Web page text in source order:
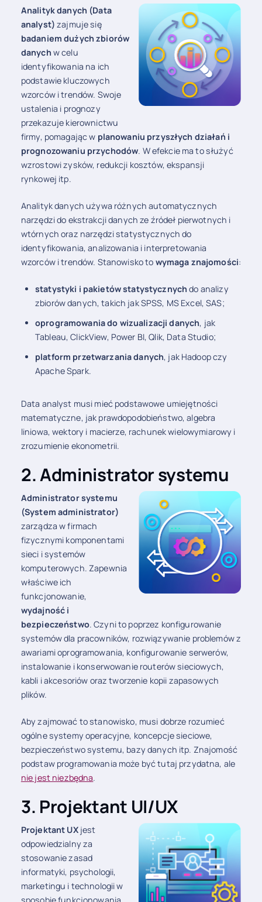
Analityk danych (Data
analyst) zajmuje się
badaniem dużych zbiorów
danych w celu
identyfikowania na ich
podstawie kluczowych
wzorców i trendów. Swoje
ustalenia i prognozy
przekazuje kierownictwu
firmy, pomagając w planowaniu przyszłych działań i
prognozowaniu przychodów. W efekcie ma to służyć
wzrostowi zysków, redukcji kosztów, ekspansji
rynkowej itp.
Analityk danych używa różnych automatycznych
narzędzi do ekstrakcji danych ze źródeł pierwotnych i
wtórnych oraz narzędzi statystycznych do
identyfikowania, analizowania i interpretowania
wzorców i trendów. Stanowisko to wymaga znajomości:
statystyki i pakietów statystycznych do analizy
zbiorów danych, takich jak SPSS, MS Excel, SAS;
oprogramowania do wizualizacji danych, jak
Tableau, ClickView, Power BI, Qlik, Data Studio;
platform przetwarzania danych, jak Hadoop czy
Apache Spark.
Data analyst musi mieć podstawowe umiejętności
matematyczne, jak prawdopodobieństwo, algebra
liniowa, wektory i macierze, rachunek wielowymiarowy i
zrozumienie ekonometrii.
2. Administrator systemu
Administrator systemu
(System administrator)
zarządza w firmach
fizycznymi komponentami
sieci i systemów
komputerowych. Zapewnia
właściwe ich
funkcjonowanie,
wydajność i
bezpieczeństwo. Czyni to poprzez konfigurowanie
systemów dla pracowników, rozwiązywanie problemów z
awariami oprogramowania, konfigurowanie serwerów,
instalowanie i konserwowanie routerów sieciowych,
kabli i akcesoriów oraz tworzenie kopii zapasowych
plików.
Aby zajmować to stanowisko, musi dobrze rozumieć
ogólne systemy operacyjne, koncepcje sieciowe,
bezpieczeństwo systemu, bazy danych itp. Znajomość
podstaw programowania może być tutaj przydatna, ale
nie jest niezbędna.
3. Projektant UI/UX
Projektant UXjest
odpowiedzialny za
stosowanie zasad
informatyki, psychologii,
marketingu i technologii w